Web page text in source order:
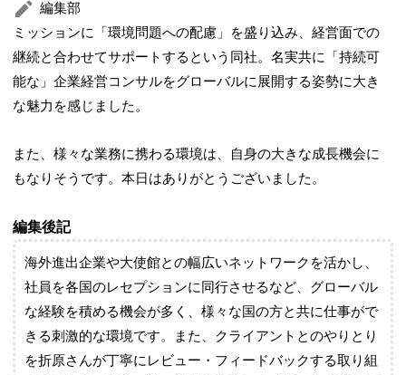
編集部
ミッションに「環境問題への配慮」を盛り込み、経営面での
継続と合わせてサポートするという同社。名実共に「持続可
能な」企業経営コンサルをグローバルに展開する姿勢に大き
な魅力を感じました。
また、様々な業務に携わる環境は、自身の大きな成長機会に
もなりそうです。本日はありがとうございました。
編集後記
海外進出企業や大使館との幅広いネットワークを活かし、
社員を各国のレセプションに同行させるなど、グローバル
な経験を積める機会が多く、様々な国の方と共に仕事がで
きる刺激的な環境です。また、クライアントとのやりとり
を折原さんが丁寧にレビュー・フィードバックする取り組